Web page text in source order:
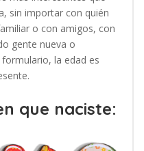
sin importar con quién
o con amigos, con
gente nueva o
la edad es
que naciste: